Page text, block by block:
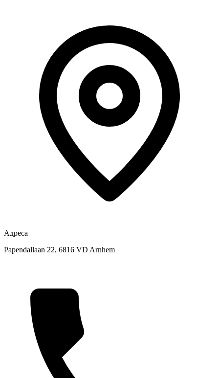
Адреса
Papendallaan 22, 6816 VD Arnhem